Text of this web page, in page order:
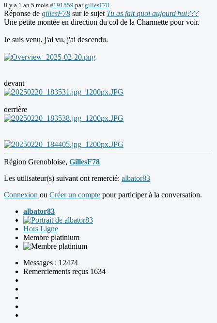
il y a 1 an 5 mois #191559 pargillesF78
Réponse de gillesF78 sur le sujet Tu as fait quoi aujourd'hui???
Une petite montée en direction du col de la Charmette pour voir.
Je suis venu, j'ai vu, j'ai descendu.
devant
derrière
Région Grenobloise, GillesF78
Les utilisateur(s) suivant ont remercié: albator83
Connexion ou Créer un compte pour participer à la conversation.
albator83
Hors Ligne
Membre platinium
Messages : 12474
Remerciements reçus 1634